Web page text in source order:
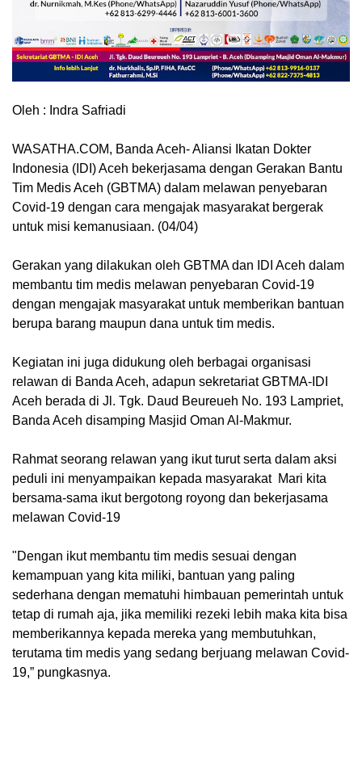
Oleh : Indra Safriadi
WASATHA.COM, Banda Aceh- Aliansi Ikatan Dokter
Indonesia (IDI) Aceh bekerjasama dengan Gerakan Bantu
Tim Medis Aceh (GBTMA) dalam melawan penyebaran
Covid-19 dengan cara mengajak masyarakat bergerak
untuk misi kemanusiaan. (04/04)
Gerakan yang dilakukan oleh GBTMA dan IDI Aceh dalam
membantu tim medis melawan penyebaran Covid-19
dengan mengajak masyarakat untuk memberikan bantuan
berupa barang maupun dana untuk tim medis.
Kegiatan ini juga didukung oleh berbagai organisasi
relawan di Banda Aceh, adapun sekretariat GBTMA-IDI
Aceh berada di Jl. Tgk. Daud Beureueh No. 193 Lampriet,
Banda Aceh disamping Masjid Oman Al-Makmur.
Rahmat seorang relawan yang ikut turut serta dalam aksi
peduli ini menyampaikan kepada masyarakat Mari kita
bersama-sama ikut bergotong royong dan bekerjasama
melawan Covid-19
"Dengan ikut membantu tim medis sesuai dengan
kemampuan yang kita miliki, bantuan yang paling
sederhana dengan mematuhi himbauan pemerintah untuk
tetap di rumah aja, jika memiliki rezeki lebih maka kita bisa
memberikannya kepada mereka yang membutuhkan,
terutama tim medis yang sedang berjuang melawan Covid-
19,” pungkasnya.